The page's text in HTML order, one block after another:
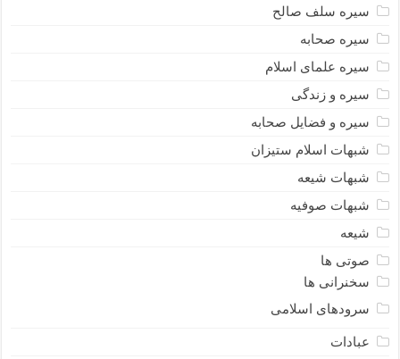
سیره سلف صالح
سیره صحابه
سیره علمای اسلام
سیره و زندگی
سیره و فضایل صحابه
شبهات اسلام ستیزان
شبهات شیعه
شبهات صوفیه
شیعه
صوتی ها
سخنرانی ها
سرودهای اسلامی
عبادات